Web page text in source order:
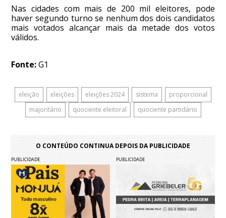
Nas cidades com mais de 200 mil eleitores, pode
haver segundo turno se nenhum dos dois candidatos
mais votados alcançar mais da metade dos votos
válidos.
Fonte:G1
eleição eleições eleições 2024 sistema
proporcional
majoritário
quociente eleitoral quociente partidário
O CONTEÚDO CONTINUA DEPOIS DA PUBLICIDADE
PUBLICIDADE PUBLICIDADE